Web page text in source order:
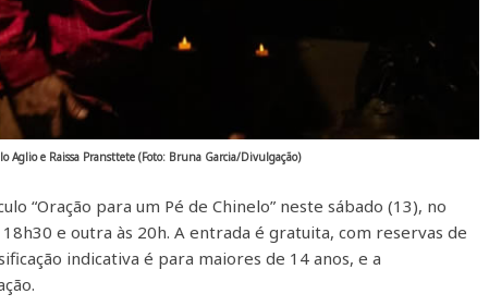
Aglio e Raissa Pransttete (Foto: Bruna Garcia/Divulgação)
“Oração para um Pé de Chinelo” neste sábado (13), no
18h30 e outra às 20h. A entrada é gratuita, com reservas de
indicativa é para maiores de 14 anos, e a